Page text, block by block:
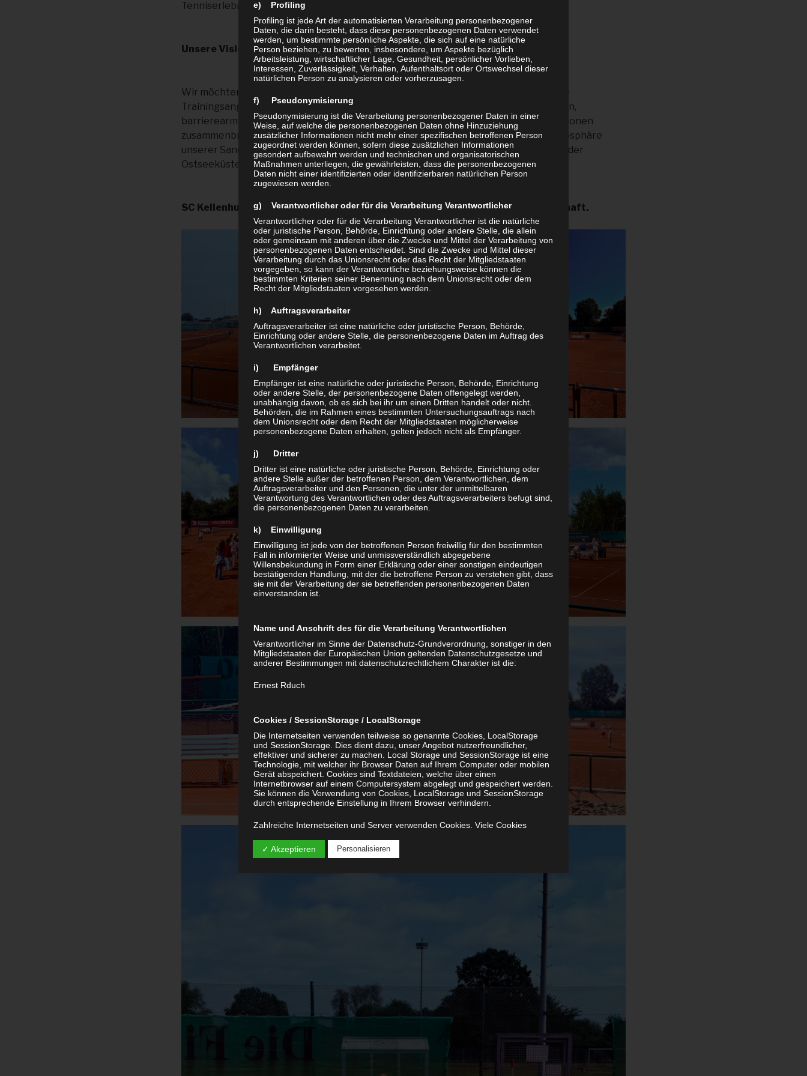
Tenniserlebnis auf klassischem roten Sand.
Unsere Vision
Wir möchten den Tennissport in Kellenhusen nachhaltig weiterentwickeln. Moderne
Trainingsangebote, eine starke Kinder- und Jugendarbeit, attraktive Veranstaltungen,
barrierearme Teilhabe und eine offene Vereinskultur sollen Menschen aller Generationen
zusammenbringen. Dabei verbinden wir sportliche Qualität mit der besonderen Atmosphäre
unserer Sandplatzanlage im Waldstadion – einem der schönsten Tennisstandorte an der
Ostseeküste.
SC Kellenhusen Tennis – Roter Sand. Frische Ostseeluft. Eine starke Gemeinschaft.
e) Profiling
Profiling ist jede Art der automatisierten Verarbeitung personenbezogener
Daten, die darin besteht, dass diese personenbezogenen Daten verwendet
werden, um bestimmte persönliche Aspekte, die sich auf eine natürliche
Person beziehen, zu bewerten, insbesondere, um Aspekte bezüglich
Arbeitsleistung, wirtschaftlicher Lage, Gesundheit, persönlicher Vorlieben,
Interessen, Zuverlässigkeit, Verhalten, Aufenthaltsort oder Ortswechsel dieser
natürlichen Person zu analysieren oder vorherzusagen.
f) Pseudonymisierung
Pseudonymisierung ist die Verarbeitung personenbezogener Daten in einer
Weise, auf welche die personenbezogenen Daten ohne Hinzuziehung
zusätzlicher Informationen nicht mehr einer spezifischen betroffenen Person
zugeordnet werden können, sofern diese zusätzlichen Informationen
gesondert aufbewahrt werden und technischen und organisatorischen
Maßnahmen unterliegen, die gewährleisten, dass die personenbezogenen
Daten nicht einer identifizierten oder identifizierbaren natürlichen Person
zugewiesen werden.
g) Verantwortlicher oder für die Verarbeitung Verantwortlicher
Verantwortlicher oder für die Verarbeitung Verantwortlicher ist die natürliche
oder juristische Person, Behörde, Einrichtung oder andere Stelle, die allein
oder gemeinsam mit anderen über die Zwecke und Mittel der Verarbeitung von
personenbezogenen Daten entscheidet. Sind die Zwecke und Mittel dieser
Verarbeitung durch das Unionsrecht oder das Recht der Mitgliedstaaten
vorgegeben, so kann der Verantwortliche beziehungsweise können die
bestimmten Kriterien seiner Benennung nach dem Unionsrecht oder dem
Recht der Mitgliedstaaten vorgesehen werden.
h) Auftragsverarbeiter
Auftragsverarbeiter ist eine natürliche oder juristische Person, Behörde,
Einrichtung oder andere Stelle, die personenbezogene Daten im Auftrag des
Verantwortlichen verarbeitet.
i) Empfänger
Empfänger ist eine natürliche oder juristische Person, Behörde, Einrichtung
oder andere Stelle, der personenbezogene Daten offengelegt werden,
unabhängig davon, ob es sich bei ihr um einen Dritten handelt oder nicht.
Behörden, die im Rahmen eines bestimmten Untersuchungsauftrags nach
dem Unionsrecht oder dem Recht der Mitgliedstaaten möglicherweise
personenbezogene Daten erhalten, gelten jedoch nicht als Empfänger.
j) Dritter
Dritter ist eine natürliche oder juristische Person, Behörde, Einrichtung oder
andere Stelle außer der betroffenen Person, dem Verantwortlichen, dem
Auftragsverarbeiter und den Personen, die unter der unmittelbaren
Verantwortung des Verantwortlichen oder des Auftragsverarbeiters befugt sind,
die personenbezogenen Daten zu verarbeiten.
k) Einwilligung
Einwilligung ist jede von der betroffenen Person freiwillig für den bestimmten
Fall in informierter Weise und unmissverständlich abgegebene
Willensbekundung in Form einer Erklärung oder einer sonstigen eindeutigen
bestätigenden Handlung, mit der die betroffene Person zu verstehen gibt, dass
sie mit der Verarbeitung der sie betreffenden personenbezogenen Daten
einverstanden ist.
Name und Anschrift des für die Verarbeitung Verantwortlichen
Verantwortlicher im Sinne der Datenschutz-Grundverordnung, sonstiger in den
Mitgliedstaaten der Europäischen Union geltenden Datenschutzgesetze und
anderer Bestimmungen mit datenschutzrechtlichem Charakter ist die:
Ernest Rduch
Cookies / SessionStorage / LocalStorage
Die Internetseiten verwenden teilweise so genannte Cookies, LocalStorage
und SessionStorage. Dies dient dazu, unser Angebot nutzerfreundlicher,
effektiver und sicherer zu machen. Local Storage und SessionStorage ist eine
Technologie, mit welcher ihr Browser Daten auf Ihrem Computer oder mobilen
Gerät abspeichert. Cookies sind Textdateien, welche über einen
Internetbrowser auf einem Computersystem abgelegt und gespeichert werden.
Sie können die Verwendung von Cookies, LocalStorage und SessionStorage
durch entsprechende Einstellung in Ihrem Browser verhindern.
Zahlreiche Internetseiten und Server verwenden Cookies. Viele Cookies
Kennung des Cookies. Sie besteht aus einer Zeichenfolge, durch welche
Internetseiten und Server dem konkreten Internetbrowser zugeordnet werden
Mittels eines Cookies können die Informationen und Angebote auf unserer
Internetseite im Sinne des Benutzers optimiert werden. Cookies ermöglichen
uns, wie bereits erwähnt, die Benutzer unserer Internetseite
wiederzuerkennen. Zweck dieser Wiedererkennung ist es, den Nutzern die
Verwendung unserer Internetseite zu erleichtern. Der Benutzer einer
Internetseite, die Cookies verwendet, muss beispielsweise nicht bei jedem
Besuch der Internetseite erneut seine Zugangsdaten eingeben, weil dies von
abgelegten Cookie übernommen wird. Ein weiteres Beispiel ist das Cookie
eines Warenkorbes im Online-Shop. Der Online-Shop merkt sich die Artikel, die
✓ Akzeptieren Personalisieren